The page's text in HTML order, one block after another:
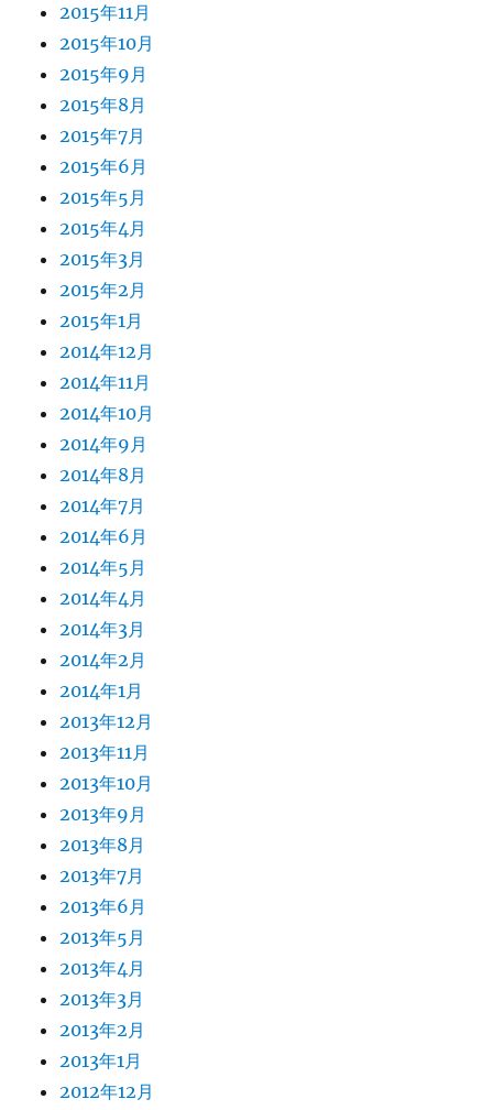
2015年11月
2015年10月
2015年9月
2015年8月
2015年7月
2015年6月
2015年5月
2015年4月
2015年3月
2015年2月
2015年1月
2014年12月
2014年11月
2014年10月
2014年9月
2014年8月
2014年7月
2014年6月
2014年5月
2014年4月
2014年3月
2014年2月
2014年1月
2013年12月
2013年11月
2013年10月
2013年9月
2013年8月
2013年7月
2013年6月
2013年5月
2013年4月
2013年3月
2013年2月
2013年1月
2012年12月